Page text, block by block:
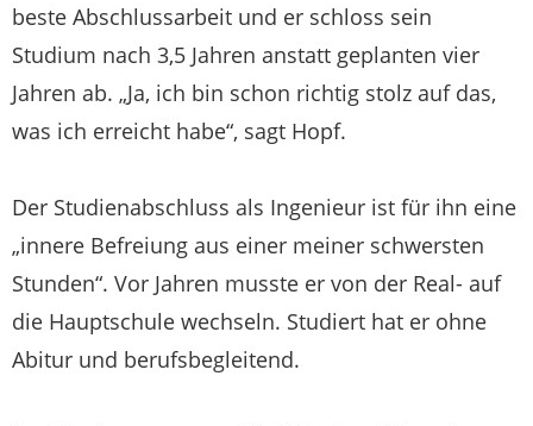
beste Abschlussarbeit und er schloss sein
Studium nach 3,5 Jahren anstatt geplanten vier
Jahren ab. „Ja, ich bin schon richtig stolz auf das,
was ich erreicht habe“, sagt Hopf.
Der Studienabschluss als Ingenieur ist für ihn eine
„innere Befreiung aus einer meiner schwersten
Stunden“. Vor Jahren musste er von der Real- auf
die Hauptschule wechseln. Studiert hat er ohne
Abitur und berufsbegleitend.